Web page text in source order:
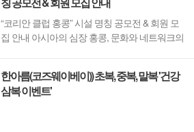
“코리안 클럽 홍콩” 시설 명칭 공모전 & 회원 모
집 안내 아시아의 심장 홍콩, 문화와 네트워크의
홍콩. 이 역동적인 글로벌 허브의 중심에서 한국
의 깊이 있는 문화유산과 세계적 감각을 잇는 새
한아름(코즈웨이베이)) 초복, 중복, 말복 '건강
삼복 이벤트'